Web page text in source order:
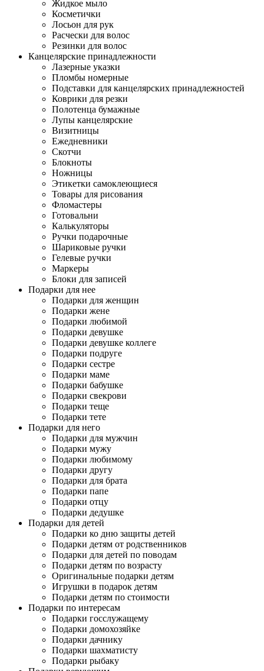
Жидкое мыло
Косметички
Лосьон для рук
Расчески для волос
Резинки для волос
Канцелярские принадлежности
Лазерные указки
Пломбы номерные
Подставки для канцелярских принадлежностей
Коврики для резки
Полотенца бумажные
Лупы канцелярские
Визитницы
Ежедневники
Скотчи
Блокноты
Ножницы
Этикетки самоклеющиеся
Товары для рисования
Фломастеры
Готовальни
Калькуляторы
Ручки подарочные
Шариковые ручки
Гелевые ручки
Маркеры
Блоки для записей
Подарки для нее
Подарки для женщин
Подарки жене
Подарки любимой
Подарки девушке
Подарки девушке коллеге
Подарки подруге
Подарки сестре
Подарки маме
Подарки бабушке
Подарки свекрови
Подарки теще
Подарки тете
Подарки для него
Подарки для мужчин
Подарки мужу
Подарки любимому
Подарки другу
Подарки для брата
Подарки папе
Подарки отцу
Подарки дедушке
Подарки для детей
Подарки ко дню защиты детей
Подарки детям от родственников
Подарки для детей по поводам
Подарки детям по возрасту
Оригинальные подарки детям
Игрушки в подарок детям
Подарки детям по стоимости
Подарки по интересам
Подарки госслужащему
Подарки домохозяйке
Подарки дачнику
Подарки шахматисту
Подарки рыбаку